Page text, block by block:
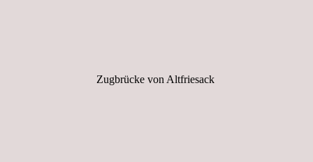
Zugbrücke von Altfriesack